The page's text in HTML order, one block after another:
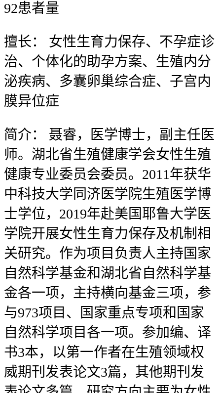
92患者量
擅长：
女性生育力保存、不孕症诊
治、个体化的助孕方案、生殖内分
泌疾病、多囊卵巢综合症、子宫内
膜异位症
简介：
聂睿，医学博士，副主任医
师。湖北省生殖健康学会女性生殖
健康专业委员会委员。2011年获华
中科技大学同济医学院生殖医学博
士学位，2019年赴美国耶鲁大学医
学院开展女性生育力保存及机制相
关研究。作为项目负责人主持国家
自然科学基金和湖北省自然科学基
金各一项，主持横向基金三项，参
与973项目、国家重点专项和国家
自然科学项目各一项。参加编、译
书3本，以第一作者在生殖领域权
威期刊发表论文3篇，其他期刊发